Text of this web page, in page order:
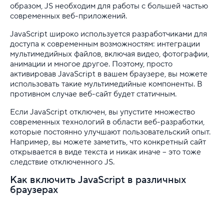
образом, JS необходим для работы с большей частью
современных веб-приложений.
JavaScript широко используется разработчиками для
доступа к современным возможностям: интеграции
мультимедийных файлов, включая видео, фотографии,
анимации и многое другое. Поэтому, просто
активировав JavaScript в вашем браузере, вы можете
использовать такие мультимедийные компоненты. В
противном случае веб-сайт будет статичным.
Если JavaScript отключен, вы упустите множество
современных технологий в области веб-разработки,
которые постоянно улучшают пользовательский опыт.
Например, вы можете заметить, что конкретный сайт
открывается в виде текста и никак иначе – это тоже
следствие отключенного JS.
Как включить JavaScript в различных
браузерах